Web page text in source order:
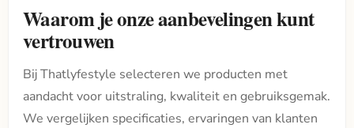
Waarom je onze aanbevelingen kunt
vertrouwen
Bij Thatlyfestyle selecteren we producten met
aandacht voor uitstraling, kwaliteit en gebruiksgemak.
We vergelijken specificaties, ervaringen van klanten